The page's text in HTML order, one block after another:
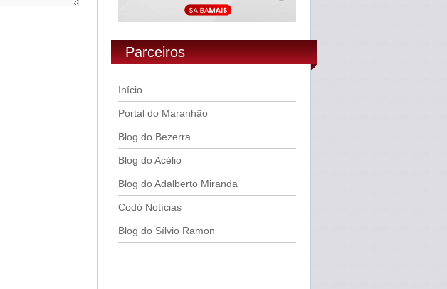
Parceiros
Início
Portal do Maranhão
Blog do Bezerra
Blog do Acélio
Blog do Adalberto Miranda
Codó Notícias
Blog do Sílvio Ramon